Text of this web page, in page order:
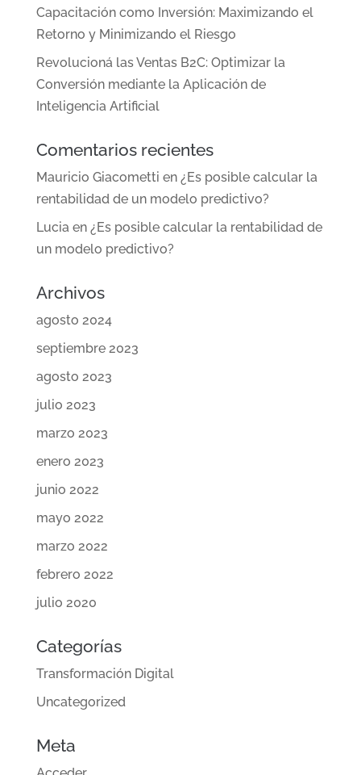
Capacitación como Inversión: Maximizando el
Retorno y Minimizando el Riesgo
Revolucioná las Ventas B2C: Optimizar la
Conversión mediante la Aplicación de
Inteligencia Artificial
Comentarios recientes
Mauricio Giacometti en ¿Es posible calcular la
rentabilidad de un modelo predictivo?
Lucia en ¿Es posible calcular la rentabilidad de
un modelo predictivo?
Archivos
agosto 2024
septiembre 2023
agosto 2023
julio 2023
marzo 2023
enero 2023
junio 2022
mayo 2022
marzo 2022
febrero 2022
julio 2020
Categorías
Transformación Digital
Uncategorized
Meta